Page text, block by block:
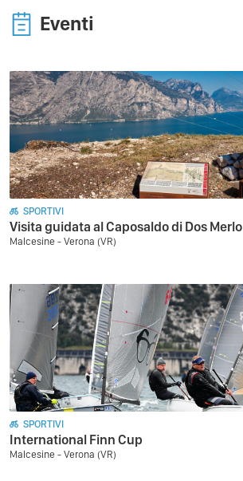
Eventi
SPORTIVI
Visita guidata al Caposaldo di Dos Merlo
Malcesine - Verona (VR)
SPORTIVI
International Finn Cup
Malcesine - Verona (VR)